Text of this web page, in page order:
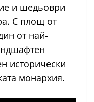
и шедьоври
С площ от
от най-
исторически
монархия.